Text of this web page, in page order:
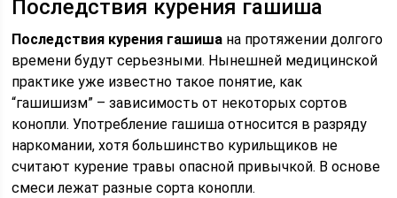
Последствия курения гашиша
Последствия курения гашиша на протяжении долгого
времени будут серьезными. Нынешней медицинской
практике уже известно такое понятие, как
“гашишизм” – зависимость от некоторых сортов
конопли. Употребление гашиша относится в разряду
наркомании, хотя большинство курильщиков не
считают курение травы опасной привычкой. В основе
смеси лежат разные сорта конопли.